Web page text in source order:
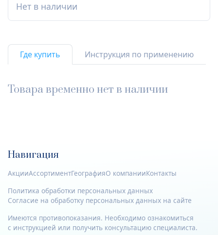
Нет в наличии
Где купить Инструкция по применению
Товара временно нет в наличии
Навигация
АкцииАссортиментГеографияО компанииКонтакты
Политика обработки персональных данных
Согласие на обработку персональных данных на сайте
Имеются противопоказания. Необходимо ознакомиться
с инструкцией или получить консультацию специалиста.